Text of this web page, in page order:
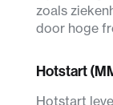
zoals
door hoge
Hotstart
Hotstart